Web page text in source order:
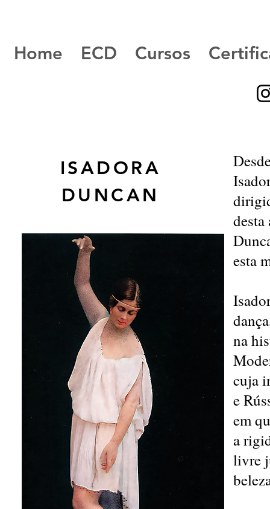
Home ECD Cursos
ISADORA
DUNCAN
desta
esta
na
cuja
e
em
a
livre